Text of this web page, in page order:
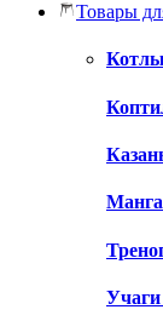
Товары
Учаги